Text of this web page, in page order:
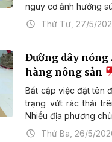
nguy cơ ảnh hưởng
Thứ Tư, 27/5/
Đường dây nóng
hàng nông sản
Bất cập việc đặt tên
trạng vứt rác thải
Nhiều địa phương
Thứ Ba, 26/5/